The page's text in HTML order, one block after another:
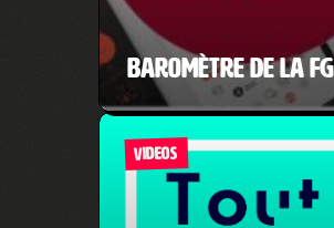
Baromètre de la
VIDEOS